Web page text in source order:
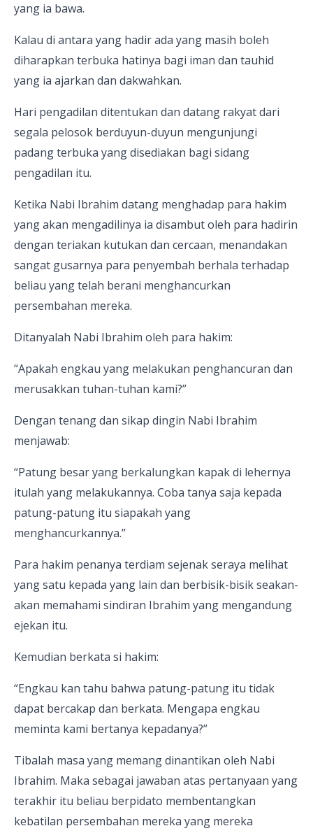
yang ia bawa.
Kalau di antara yang hadir ada yang masih boleh
diharapkan terbuka hatinya bagi iman dan tauhid
yang ia ajarkan dan dakwahkan.
Hari pengadilan ditentukan dan datang rakyat dari
segala pelosok berduyun-duyun mengunjungi
padang terbuka yang disediakan bagi sidang
pengadilan itu.
Ketika Nabi Ibrahim datang menghadap para hakim
yang akan mengadilinya ia disambut oleh para hadirin
dengan teriakan kutukan dan cercaan, menandakan
sangat gusarnya para penyembah berhala terhadap
beliau yang telah berani menghancurkan
persembahan mereka.
Ditanyalah Nabi Ibrahim oleh para hakim:
“Apakah engkau yang melakukan penghancuran dan
merusakkan tuhan-tuhan kami?”
Dengan tenang dan sikap dingin Nabi Ibrahim
menjawab:
“Patung besar yang berkalungkan kapak di lehernya
itulah yang melakukannya. Coba tanya saja kepada
patung-patung itu siapakah yang
menghancurkannya.”
Para hakim penanya terdiam sejenak seraya melihat
yang satu kepada yang lain dan berbisik-bisik seakan-
akan memahami sindiran Ibrahim yang mengandung
ejekan itu.
Kemudian berkata si hakim:
“Engkau kan tahu bahwa patung-patung itu tidak
dapat bercakap dan berkata. Mengapa engkau
meminta kami bertanya kepadanya?”
Tibalah masa yang memang dinantikan oleh Nabi
Ibrahim. Maka sebagai jawaban atas pertanyaan yang
terakhir itu beliau berpidato membentangkan
kebatilan persembahan mereka yang mereka